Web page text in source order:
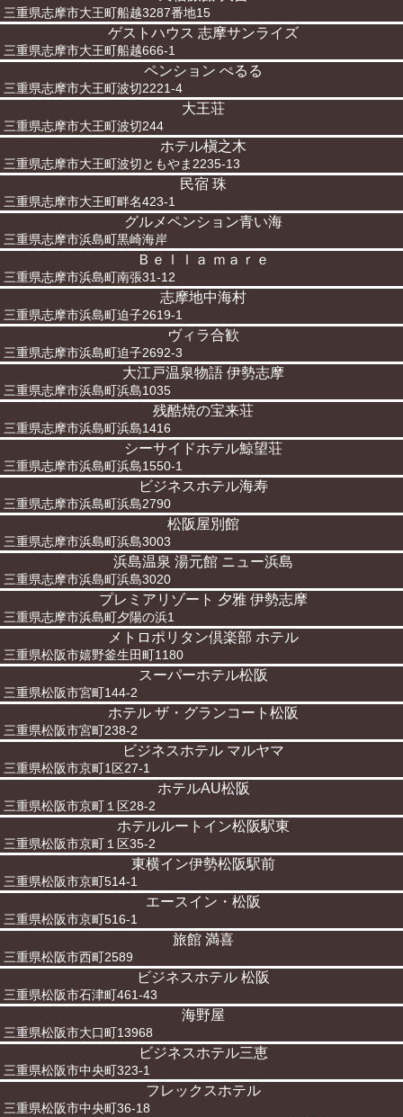
三重県志摩市大王町船越3287番地15
ゲストハウス 志摩サンライズ
三重県志摩市大王町船越666-1
ペンション ぺるる
三重県志摩市大王町波切2221-4
大王荘
三重県志摩市大王町波切244
ホテル槇之木
三重県志摩市大王町波切ともやま2235-13
民宿 珠
三重県志摩市大王町畔名423-1
グルメペンション青い海
三重県志摩市浜島町黒崎海岸
Ｂｅｌｌａ ｍａｒｅ
三重県志摩市浜島町南張31-12
志摩地中海村
三重県志摩市浜島町迫子2619-1
ヴィラ合歓
三重県志摩市浜島町迫子2692-3
大江戸温泉物語 伊勢志摩
三重県志摩市浜島町浜島1035
残酷焼の宝来荘
三重県志摩市浜島町浜島1416
シーサイドホテル鯨望荘
三重県志摩市浜島町浜島1550-1
ビジネスホテル海寿
三重県志摩市浜島町浜島2790
松阪屋別館
三重県志摩市浜島町浜島3003
浜島温泉 湯元館 ニュー浜島
三重県志摩市浜島町浜島3020
プレミアリゾート 夕雅 伊勢志摩
三重県志摩市浜島町夕陽の浜1
メトロポリタン倶楽部 ホテル
三重県松阪市嬉野釜生田町1180
スーパーホテル松阪
三重県松阪市宮町144-2
ホテル ザ・グランコート松阪
三重県松阪市宮町238-2
ビジネスホテル マルヤマ
三重県松阪市京町1区27-1
ホテルAU松阪
三重県松阪市京町１区28-2
ホテルルートイン松阪駅東
三重県松阪市京町１区35-2
東横イン伊勢松阪駅前
三重県松阪市京町514-1
エースイン・松阪
三重県松阪市京町516-1
旅館 満喜
三重県松阪市西町2589
ビジネスホテル 松阪
三重県松阪市石津町461-43
海野屋
三重県松阪市大口町13968
ビジネスホテル三恵
三重県松阪市中央町323-1
フレックスホテル
三重県松阪市中央町36-18